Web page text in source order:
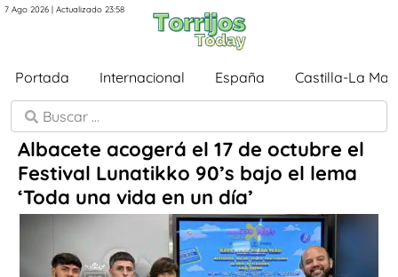
7 Ago 2026 | Actualizado 23:58
Portada Internacional España Castilla-La
Albacete acogerá el 17 de octubre el
Festival Lunatikko 90’s bajo el lema
‘Toda una vida en un día’